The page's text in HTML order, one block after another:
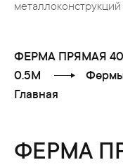
металлоконструкций
ФЕРМА ПРЯМАЯ
0.5М
Главная
ФЕРМА